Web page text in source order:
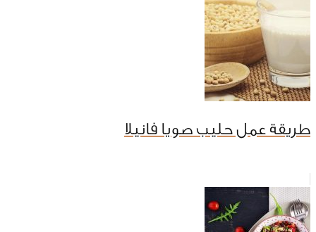
طريقة عمل حليب صويا فانيلا